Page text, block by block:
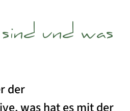
und was
der